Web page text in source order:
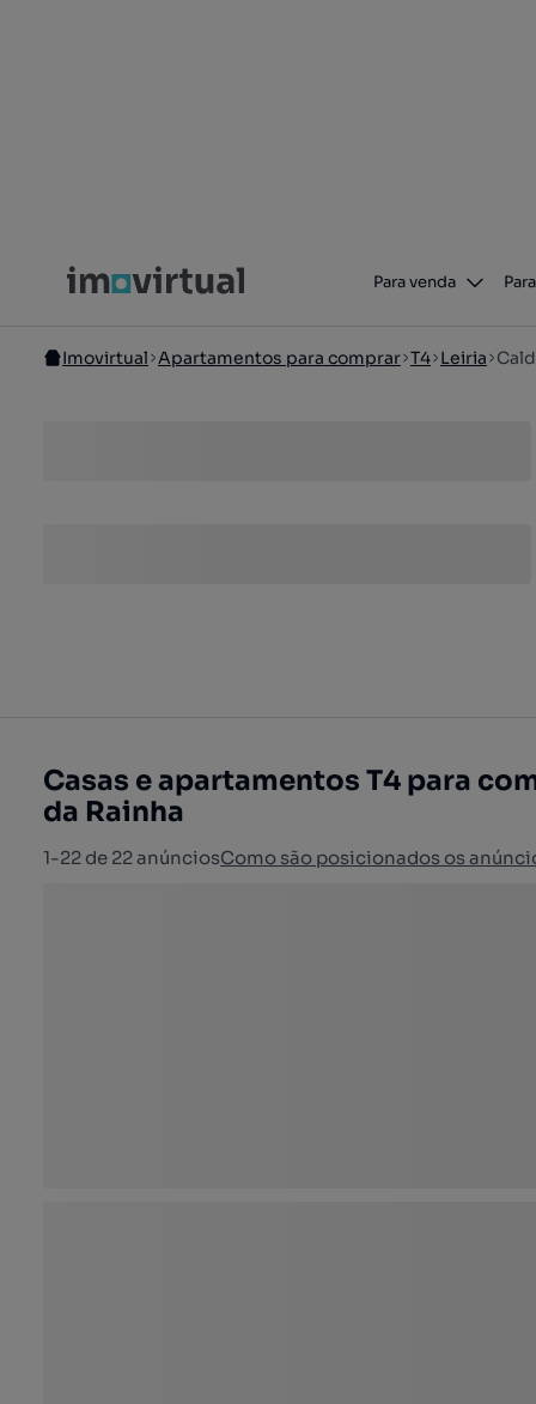
Para venda
Imovirtual Apartamentos para comprar T4 Leiria
Casas e apartamentos T4 para
da Rainha
1-22 de 22 anúnciosComo são posicionados os